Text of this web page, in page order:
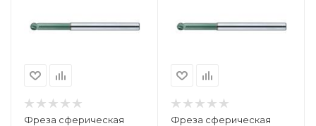
Фреза сферическая
Фреза сферическая